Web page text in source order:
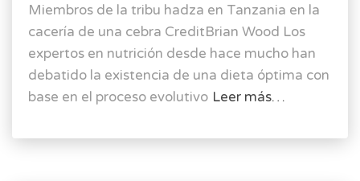
Miembros de la tribu hadza en Tanzania en la
cacería de una cebra CreditBrian Wood Los
expertos en nutrición desde hace mucho han
debatido la existencia de una dieta óptima con
base en el proceso evolutivo Leer más…